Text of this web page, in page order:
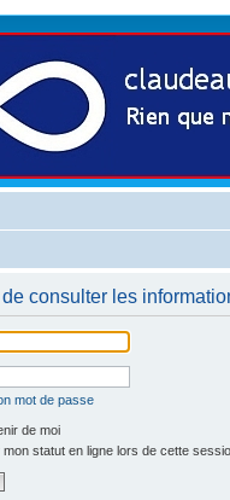
consulter les
mot de passe
de moi
mon statut en ligne lors de cette